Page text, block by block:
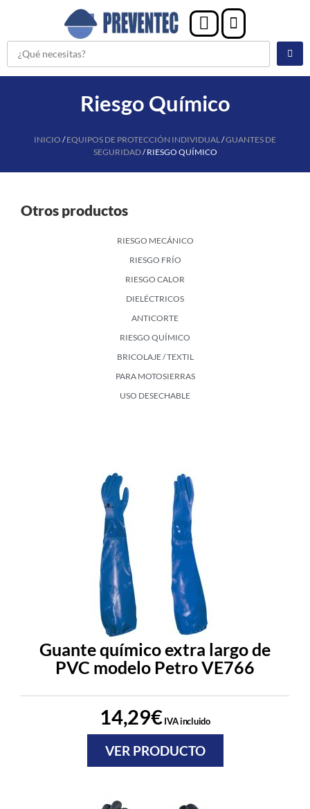
Riesgo Químico
INICIO /EQUIPOS DE PROTECCIÓN INDIVIDUAL /GUANTES DE
SEGURIDAD/ RIESGO QUÍMICO
Otros productos
RIESGO MECÁNICO
RIESGO FRÍO
RIESGO CALOR
DIELÉCTRICOS
ANTICORTE
RIESGO QUÍMICO
BRICOLAJE / TEXTIL
PARA MOTOSIERRAS
USO DESECHABLE
Guante químico extra largo de
PVC modelo Petro VE766
14,29€IVA incluido
VER PRODUCTO